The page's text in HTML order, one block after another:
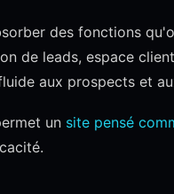
des fonctions
de leads, espace
aux prospects et
un site pensé